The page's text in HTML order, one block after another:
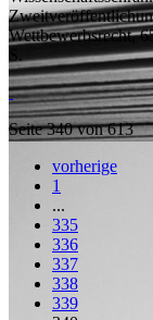
Wettbewerbsrecht,
S.
Seite 340 von 613
vorherige
1
...
335
336
337
338
339